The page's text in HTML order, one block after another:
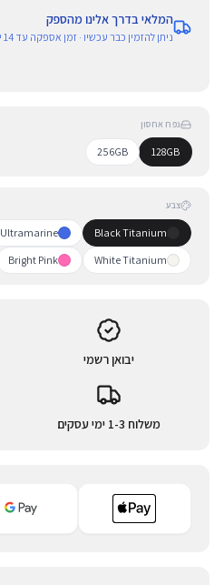
המלאי בדרך אלינו מהספק
ניתן להזמין כבר עכשיו · זמן אספקה עד 14 ימי עסקים
נפח אחסון
128GB
256GB
צבע
Black Titanium
Ultramarine
White Titanium
Bright Pink
יבואן רשמי
משלוח 1-3 ימי עסקים